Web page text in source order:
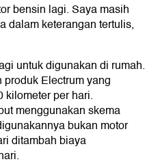
bensin lagi. Saya masih
dalam keterangan tertulis,
untuk digunakan di rumah.
Electrum yang
kilometer per hari.
menggunakan skema
bukan motor
ditambah biaya